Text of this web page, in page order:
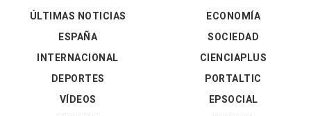
ÚLTIMAS NOTICIAS
ESPAÑA
INTERNACIONAL
DEPORTES
VÍDEOS
ECONOMÍA
SOCIEDAD
CIENCIAPLUS
PORTALTIC
EPSOCIAL